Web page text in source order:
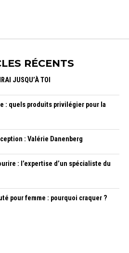
RÉCENTS
JUSQU’À TOI
: quels produits privilégier pour la
: Valérie Danenberg
: l’expertise d’un spécialiste du
pour femme : pourquoi craquer ?